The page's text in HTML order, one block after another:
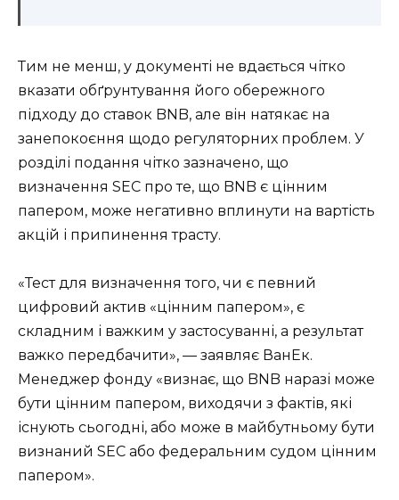
Тим не менш, у документі не вдається чітко
вказати обґрунтування його обережного
підходу до ставок BNB, але він натякає на
занепокоєння щодо регуляторних проблем. У
розділі подання чітко зазначено, що
визначення SEC про те, що BNB є цінним
папером, може негативно вплинути на вартість
акцій і припинення трасту.
«Тест для визначення того, чи є певний
цифровий актив «цінним папером», є
складним і важким у застосуванні, а результат
важко передбачити», — заявляє ВанЕк.
Менеджер фонду «визнає, що BNB наразі може
бути цінним папером, виходячи з фактів, які
існують сьогодні, або може в майбутньому бути
визнаний SEC або федеральним судом цінним
папером».